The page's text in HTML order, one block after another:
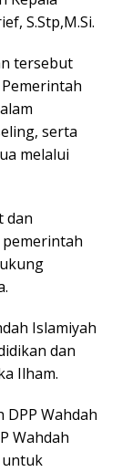
S.Stp,M.Si.
tersebut
serta
melalui
dan
Islamiyah
dan
Ilham.
Wahdah
Wahdah
untuk